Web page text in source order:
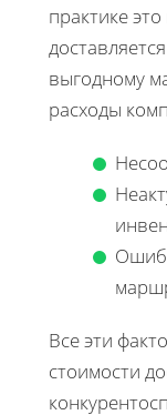
практике
выгодному
расходы
Все эти
стоимости